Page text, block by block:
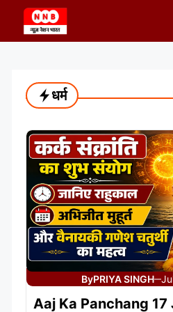
content
धर्म
ByPRIYA SINGH—
Aaj Ka Panchang 17